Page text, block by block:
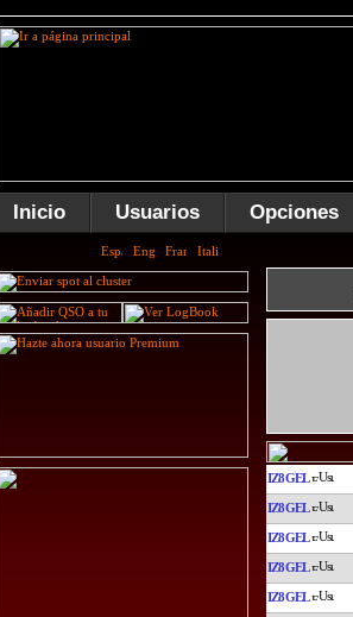
Inicio Usuarios Opciones
IZ8GEL
IZ8GEL
IZ8GEL
IZ8GEL
IZ8GEL